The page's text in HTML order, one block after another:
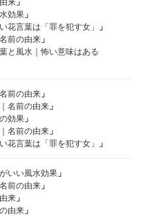
効果 」
花言葉は「罪を犯す女」
」
前の由来 」
と風水｜怖い意味はある
前の由来 」
名前の由来 」
効果 」
名前の由来 」
花言葉は「罪を犯す女」 」
いい風水効果 」
前の由来 」
来 」
由来 」